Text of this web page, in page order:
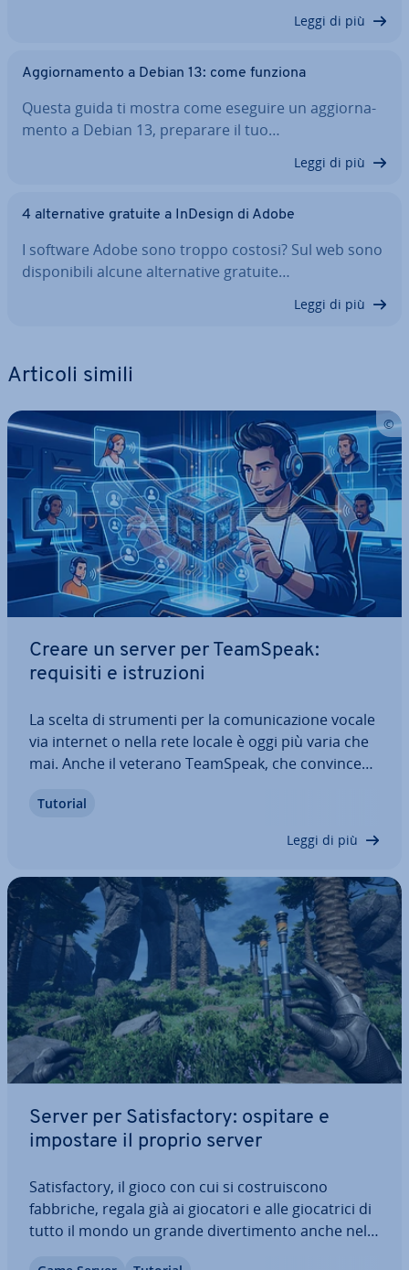
Leggi di più
Ag­gior­na­men­to a Debian 13: come funziona
Questa guida ti mostra come eseguire un ag­gior­na­
men­to a Debian 13, preparare il tuo…
Leggi di più
4 al­ter­na­ti­ve gratuite a InDesign di Adobe
I software Adobe sono troppo costosi? Sul web sono
di­spo­ni­bi­li alcune al­ter­na­ti­ve gratuite…
Leggi di più
Articoli simili
Creare un server per TeamSpeak:
requisiti e istru­zio­ni
La scelta di strumenti per la co­mu­ni­ca­zio­ne vocale
via internet o nella rete locale è oggi più varia che
mai. Anche il veterano TeamSpeak, che convince
elevati standard di sicurezza, è ancora pro­ta­go­ni­
Tutorial
Leggi di più
Server per Sa­ti­sfac­to­ry: ospitare e
impostare il proprio server
Sa­ti­sfac­to­ry, il gioco con cui si co­strui­sco­no
fabbriche, regala già ai giocatori e alle gio­ca­tri­ci di
tutto il mondo un grande di­ver­ti­men­to anche nella